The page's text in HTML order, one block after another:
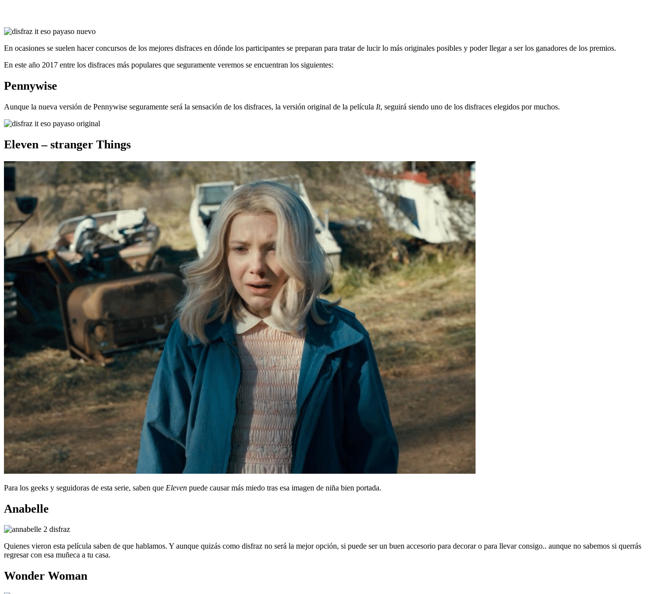
En ocasiones se suelen hacer concursos de los mejores disfraces en dónde los participantes se preparan para tratar de lucir lo más originales posibles y poder llegar a ser los ganadores de los premios.
En este año 2017 entre los disfraces más populares que seguramente veremos se encuentran los siguientes:
Pennywise
Aunque la nueva versión de Pennywise seguramente será la sensación de los disfraces, la versión original de la película It, seguirá siendo uno de los disfraces elegidos por muchos.
Eleven – stranger Things
Para los geeks y seguidoras de esta serie, saben que Eleven puede causar más miedo tras esa imagen de niña bien portada.
Anabelle
Quienes vieron esta película saben de que hablamos. Y aunque quizás como disfraz no será la mejor opción, si puede ser un buen accesorio para decorar o para llevar consigo.. aunque no sabemos si querrás
regresar con esa muñeca a tu casa.
Wonder Woman